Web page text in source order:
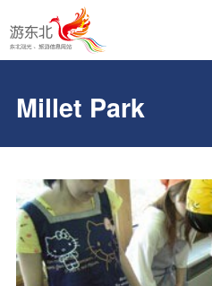
Millet Park